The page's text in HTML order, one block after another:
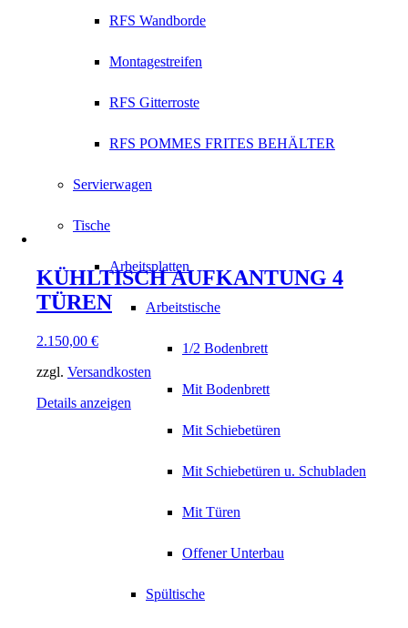
RFS Wandborde
Montagestreifen
RFS Gitterroste
RFS POMMES FRITES BEHÄLTER
Servierwagen
Tische
Arbeitsplatten
Arbeitstische
1/2 Bodenbrett
Mit Bodenbrett
Mit Schiebetüren
Mit Schiebetüren u. Schubladen
Mit Türen
Offener Unterbau
Spültische
KÜHLTISCH AUFKANTUNG 4
TÜREN
2.150,00 €
zzgl. Versandkosten
Details anzeigen